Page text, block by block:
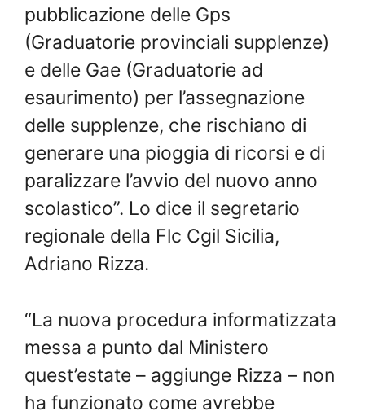
pubblicazione delle Gps
(Graduatorie provinciali supplenze)
e delle Gae (Graduatorie ad
esaurimento) per l’assegnazione
delle supplenze, che rischiano di
generare una pioggia di ricorsi e di
paralizzare l’avvio del nuovo anno
scolastico”. Lo dice il segretario
regionale della Flc Cgil Sicilia,
Adriano Rizza.
“La nuova procedura informatizzata
messa a punto dal Ministero
quest’estate – aggiunge Rizza – non
ha funzionato come avrebbe